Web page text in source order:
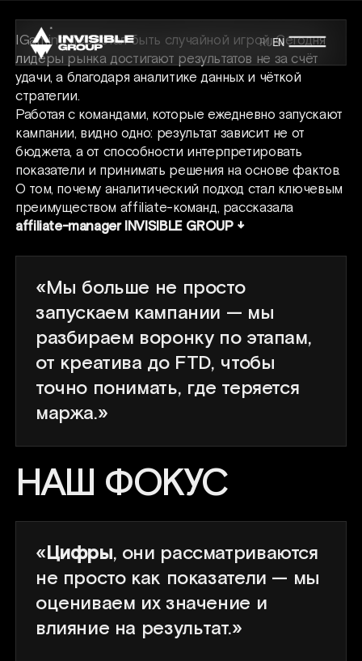
RUEN
IGaming перестал быть случайной игрой. Сегодня
лидеры рынка достигают результатов не за счёт
удачи, а благодаря аналитике данных и чёткой
стратегии.
Работая с командами, которые ежедневно запускают
кампании, видно одно: результат зависит не от
бюджета, а от способности интерпретировать
показатели и принимать решения на основе фактов.
О том, почему аналитический подход стал ключевым
преимуществом affiliate-команд, рассказала
affiliate-manager INVISIBLE GROUP ↓
«Мы больше не просто
запускаем кампании — мы
разбираем воронку по этапам,
от креатива до FTD, чтобы
точно понимать, где теряется
маржа.»
НАШ ФОКУС
«Цифры, они рассматриваются
не просто как показатели — мы
оцениваем их значение и
влияние на результат.»